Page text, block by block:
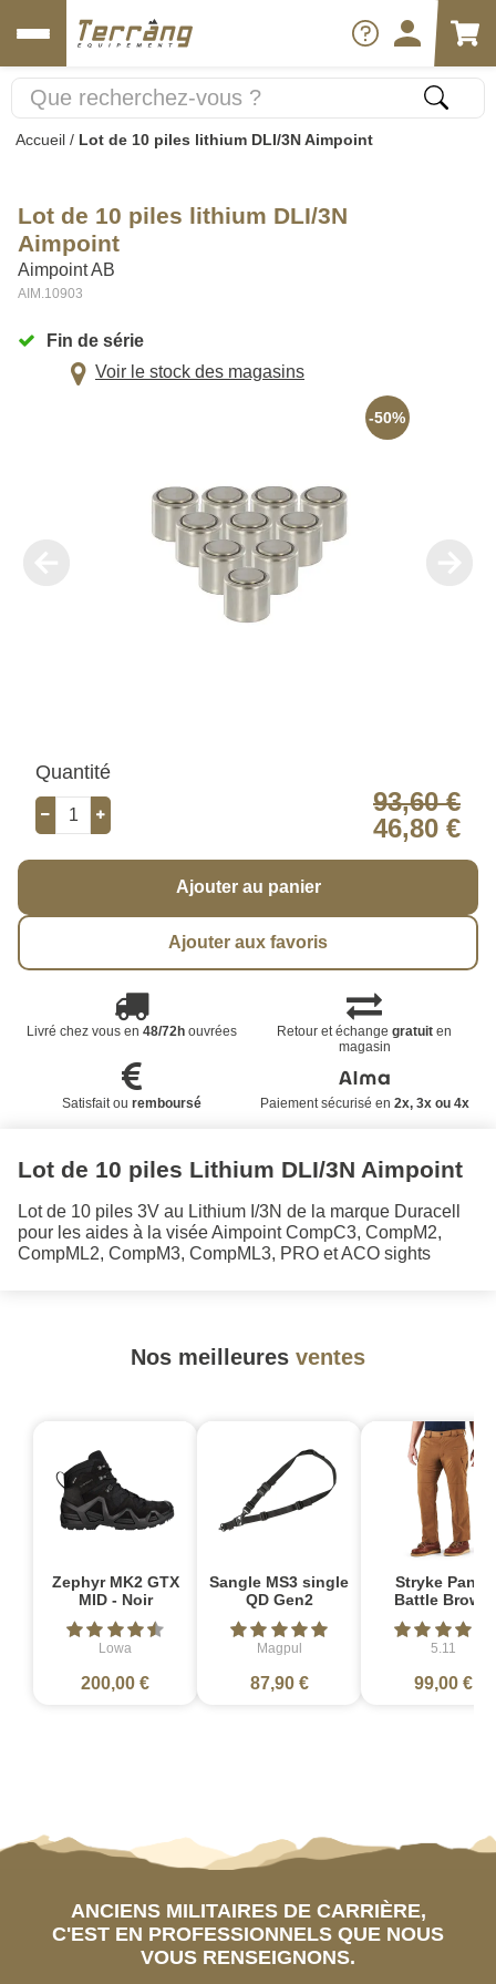
Accueil / Lot de 10 piles lithium DLI/3N Aimpoint
Lot de 10 piles lithium DLI/3N
Aimpoint
Aimpoint AB
AIM.10903
Fin de série
Voir le stock des magasins
-50%
Quantité
93,60 €
46,80 €
Ajouter au panier
Ajouter aux favoris
Livré chez vous en 48/72houvrées Retour et échangegratuit en
magasin
Satisfait ou remboursé Paiement sécurisé en 2x, 3x ou 4x
Lot de 10 piles Lithium DLI/3N Aimpoint
Lot de 10 piles 3V au Lithium I/3N de la marque Duracell
pour les aides à la visée Aimpoint CompC3, CompM2,
CompML2, CompM3, CompML3, PRO et ACO sights
Nos meilleures ventes
Zephyr MK2 GTX
MID - Noir
Lowa
200,00 €
Sangle MS3 single
QD Gen2
Magpul
87,90 €
Stryke Pant -
Battle Brown
5.11
99,00 €
ANCIENS MILITAIRES DE CARRIÈRE,
C'EST EN PROFESSIONNELS QUE NOUS
VOUS RENSEIGNONS.